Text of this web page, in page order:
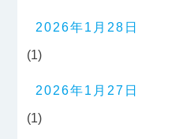
2026年1月28日
(1)
2026年1月27日
(1)